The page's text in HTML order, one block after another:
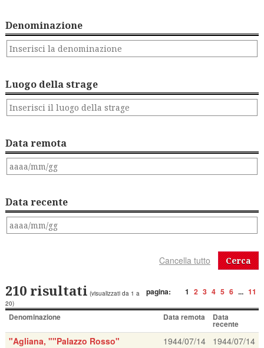
Denominazione
Luogo della strage
Data remota
Data recente
Cerca
pagina: 1 2 3 4 5 6 ... 11
210 risultati (visualizzati da 1 a
20)
Denominazione Data remota Data
recente
"Agliana, ""Palazzo Rosso" 1944/07/14
1944/07/14